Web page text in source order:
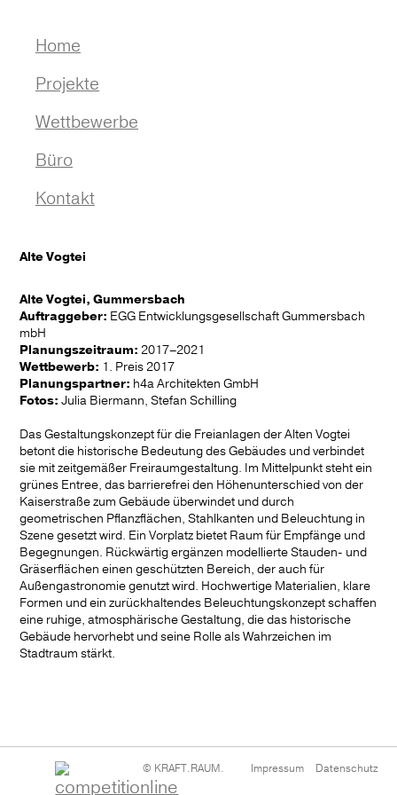
Navigation
überspringen
Home
Projekte
Auswahl
Wohnumfeld I Quartier
Park I Spiel
Sport I Kultur
Konzept I Studie
Wettbewerbe
1. Preise
Büro
Profil
Jobs
Auszeichnungen
Publikationen
Kontakt
Alte Vogtei
Alte Vogtei, Gummersbach
Auftraggeber: EGG Entwicklungsgesellschaft Gummersbach
mbH
Planungszeitraum: 2017–2021
Wettbewerb: 1. Preis 2017
Planungspartner: h4a Architekten GmbH
Fotos: Julia Biermann, Stefan Schilling
Das Gestaltungskonzept für die Freianlagen der Alten Vogtei
betont die historische Bedeutung des Gebäudes und verbindet
sie mit zeitgemäßer Freiraumgestaltung. Im Mittelpunkt steht ein
grünes Entree, das barrierefrei den Höhenunterschied von der
Kaiserstraße zum Gebäude überwindet und durch
geometrischen Pflanzflächen, Stahlkanten und Beleuchtung in
Szene gesetzt wird. Ein Vorplatz bietet Raum für Empfänge und
Begegnungen. Rückwärtig ergänzen modellierte Stauden- und
Gräserflächen einen geschützten Bereich, der auch für
Außengastronomie genutzt wird. Hochwertige Materialien, klare
Formen und ein zurückhaltendes Beleuchtungskonzept schaffen
eine ruhige, atmosphärische Gestaltung, die das historische
Gebäude hervorhebt und seine Rolle als Wahrzeichen im
Stadtraum stärkt.
Navigation
Impressum Datenschutz
© KRAFT.RAUM.